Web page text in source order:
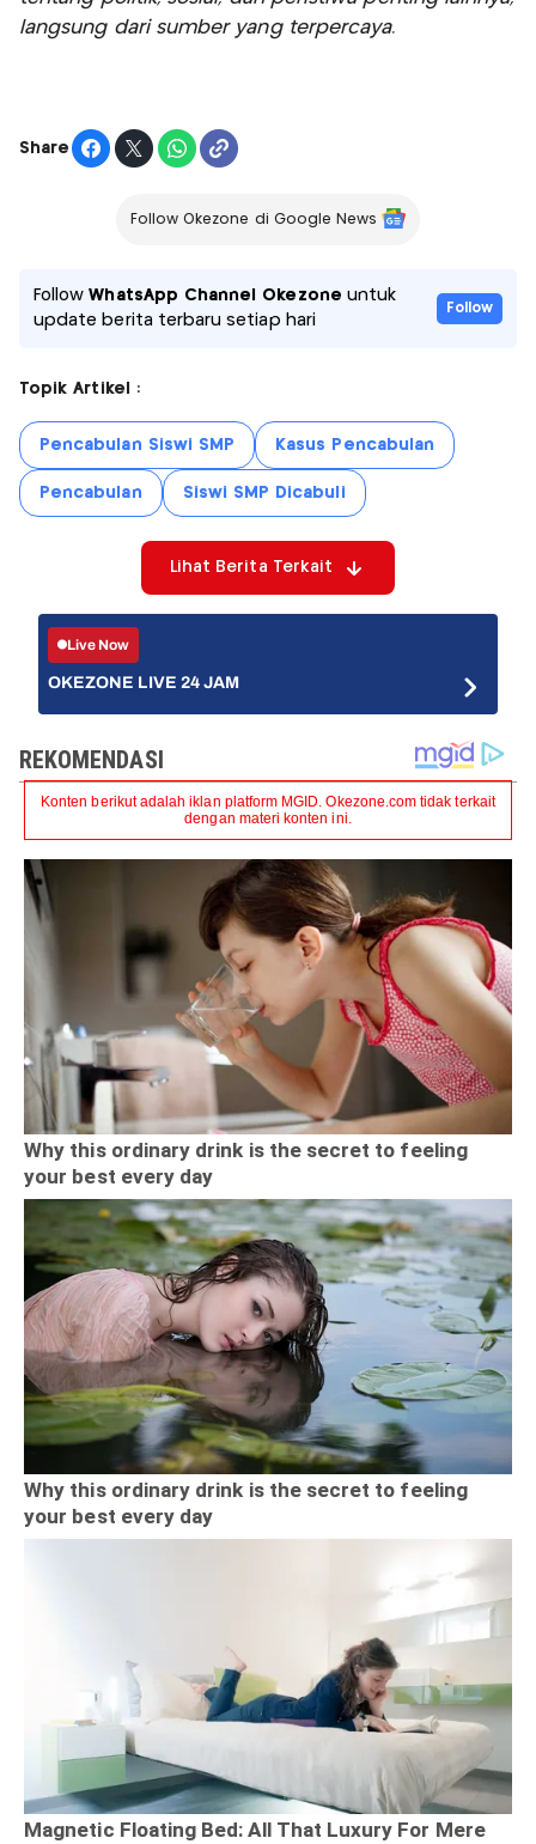
langsung dari sumber yang terpercaya.
Share
Follow Okezone di Google News
FollowWhatsApp Channel Okezone untuk
update berita terbaru setiap hari
Follow
Topik Artikel :
Pencabulan Siswi SMP Kasus Pencabulan
Pencabulan Siswi SMP Dicabuli
Lihat Berita Terkait
Live Now
OKEZONE LIVE 24 JAM